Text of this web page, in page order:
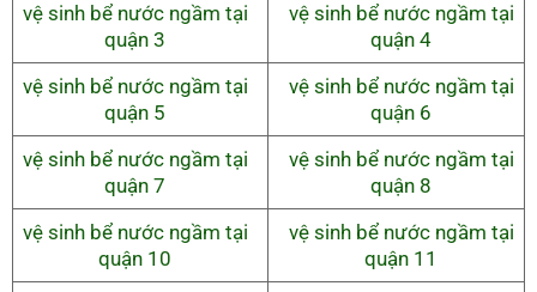
vệ sinh bể nước ngầm tại
quận 3
vệ sinh bể nước ngầm tại
quận 4
vệ sinh bể nước ngầm tại
quận 5
vệ sinh bể nước ngầm tại
quận 6
vệ sinh bể nước ngầm tại
quận 7
vệ sinh bể nước ngầm tại
quận 8
vệ sinh bể nước ngầm tại
quận 10
vệ sinh bể nước ngầm tại
quận 11